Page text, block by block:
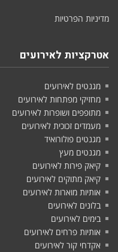
מדיניות הפרטיות
אטרקציות לאירועים
מגנטים לאירועים
מחזיקי מפתחות לאירועים
מתופפים ושופרות לאירועים
מעמדים זכוכית לאירועים
מגנטים פולורואיד
מגנטים מעץ
קיאק פירות לאירועים
קיאק מתוקים לאירועים
אותיות מוארות לאירועים
בלונים לאירועים
בימים לאירועים
אותיות פרחים לאירועים
אקדחי קור לאירועים